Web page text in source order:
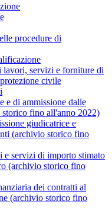
procedure di
servizi e forniture di
civile
e di ammissione dalle
fino all'anno 2022)
giudicatrice e
(archivio storico fino
e servizi di importo stimato
(archivio storico fino
dei contratti al
(archivio storico fino